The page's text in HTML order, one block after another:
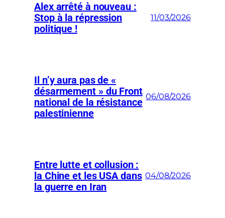
Alex arrêté à nouveau :
Stop à la répression
politique !
11/03/2026
Il n’y aura pas de «
désarmement » du Front
national de la résistance
palestinienne
06/08/2026
Entre lutte et collusion :
la Chine et les USA dans
la guerre en Iran
04/08/2026